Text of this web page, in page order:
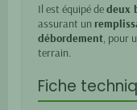
Il est équipé dedeux
assurant un
débordement , pour
terrain.
Fiche